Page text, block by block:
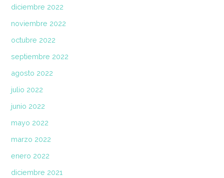
diciembre 2022
noviembre 2022
octubre 2022
septiembre 2022
agosto 2022
julio 2022
junio 2022
mayo 2022
marzo 2022
enero 2022
diciembre 2021